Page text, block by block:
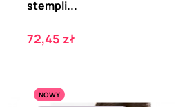
stempli...
Cena
72,45 zł
NOWY